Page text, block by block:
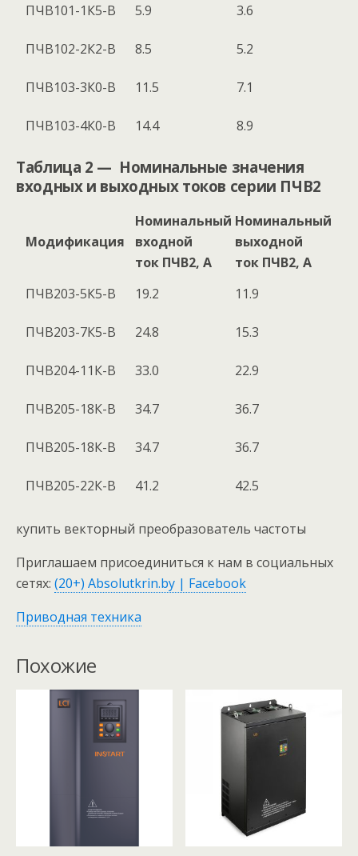
ПЧВ101-1К5-В 5.9 3.6
ПЧВ102-2К2-В 8.5 5.2
ПЧВ103-3К0-В 11.5 7.1
ПЧВ103-4К0-В 14.4 8.9
Таблица 2 — Номинальные значения
входных и выходных токов серии ПЧВ2
Модификация
Номинальный
входной
ток ПЧВ2, А
Номинальный
выходной
ток ПЧВ2, А
ПЧВ203-5К5-В
19.2 11.9
ПЧВ203-7К5-В 24.8 15.3
ПЧВ204-11К-В 33.0 22.9
ПЧВ205-18К-В 34.7 36.7
ПЧВ205-18К-В 34.7 36.7
ПЧВ205-22К-В 41.2 42.5
купить векторный преобразователь частоты
Приглашаем присоединиться к нам в социальных
сетях: (20+) Absolutkrin.by | Facebook
Приводная техника
Похожие